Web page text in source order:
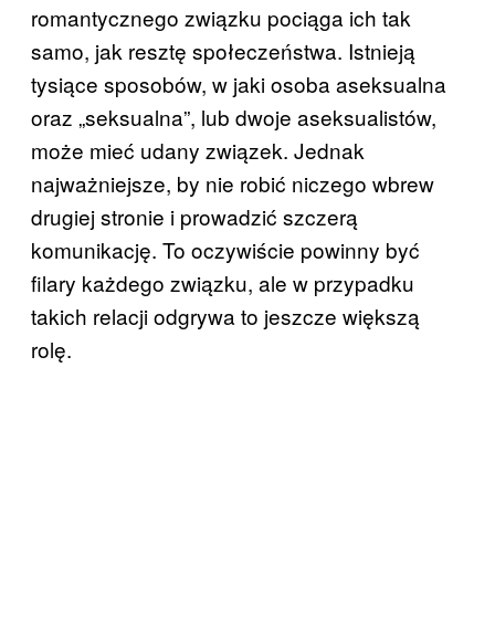
romantycznego związku pociąga ich tak
samo, jak resztę społeczeństwa. Istnieją
tysiące sposobów, w jaki osoba aseksualna
oraz „seksualna”, lub dwoje aseksualistów,
może mieć udany związek. Jednak
najważniejsze, by nie robić niczego wbrew
drugiej stronie i prowadzić szczerą
komunikację. To oczywiście powinny być
filary każdego związku, ale w przypadku
takich relacji odgrywa to jeszcze większą
rolę.